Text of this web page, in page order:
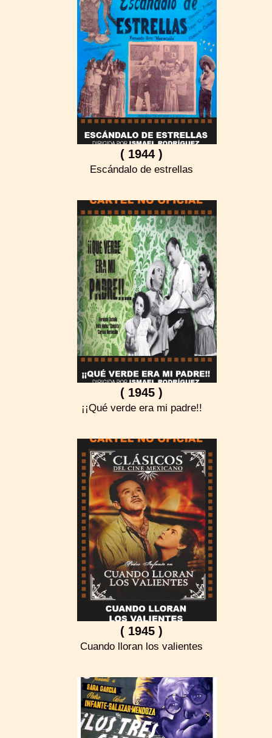
( 1944 )
Escándalo de estrellas
( 1945 )
¡¡Qué verde era mi padre!!
( 1945 )
Cuando lloran los valientes